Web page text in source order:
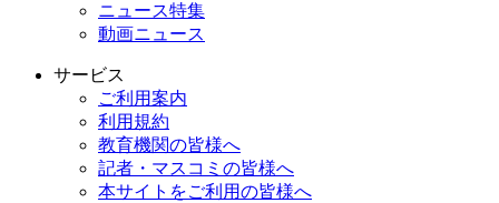
ニュース特集
動画ニュース
サービス
ご利用案内
利用規約
教育機関の皆様へ
記者・マスコミの皆様へ
本サイトをご利用の皆様へ